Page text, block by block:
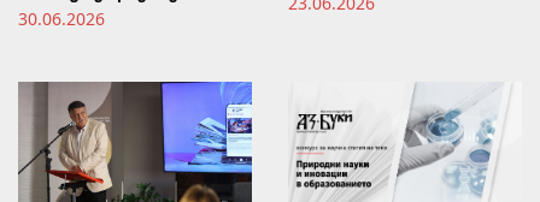
и следене на емоциите
погледа
30.06.2026